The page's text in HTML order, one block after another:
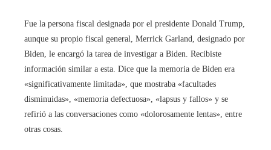
Fue la persona fiscal designada por el presidente Donald Trump,
aunque su propio fiscal general, Merrick Garland, designado por
Biden, le encargó la tarea de investigar a Biden. Recibiste
información similar a esta. Dice que la memoria de Biden era
«significativamente limitada», que mostraba «facultades
disminuidas», «memoria defectuosa», «lapsus y fallos» y se
refirió a las conversaciones como «dolorosamente lentas», entre
otras cosas.